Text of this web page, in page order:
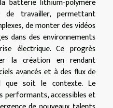
de travailler, permettant
de monter des vidéos
dans des environnements
électrique. Ce progrès
la création en rendant
avancés et à des flux de
que soit le contexte. Le
performants, accessibles et